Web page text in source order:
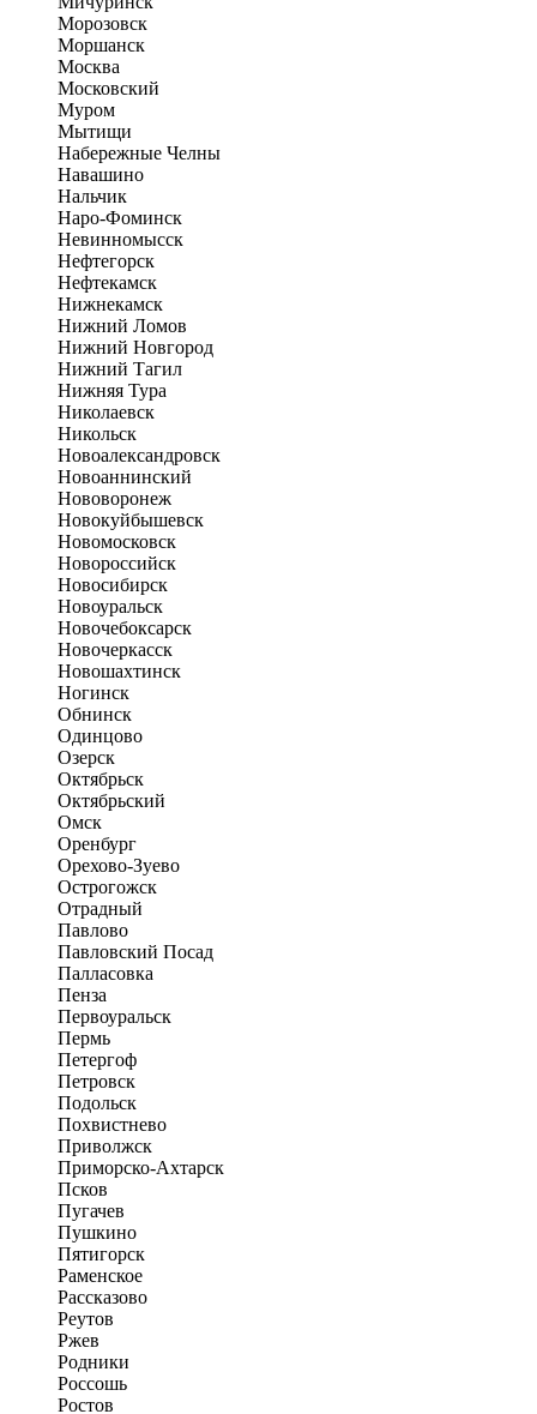
Морозовск
Моршанск
Москва
Московский
Муром
Мытищи
Набережные Челны
Навашино
Нальчик
Наро-Фоминск
Невинномысск
Нефтегорск
Нефтекамск
Нижнекамск
Нижний Ломов
Нижний Новгород
Нижний Тагил
Нижняя Тура
Николаевск
Никольск
Новоалександровск
Новоаннинский
Нововоронеж
Новокуйбышевск
Новомосковск
Новороссийск
Новосибирск
Новоуральск
Новочебоксарск
Новочеркасск
Новошахтинск
Ногинск
Обнинск
Одинцово
Озерск
Октябрьск
Октябрьский
Омск
Оренбург
Орехово-Зуево
Острогожск
Отрадный
Павлово
Павловский Посад
Палласовка
Пенза
Первоуральск
Пермь
Петергоф
Петровск
Подольск
Похвистнево
Приволжск
Приморско-Ахтарск
Псков
Пугачев
Пушкино
Пятигорск
Раменское
Рассказово
Реутов
Ржев
Родники
Россошь
Ростов